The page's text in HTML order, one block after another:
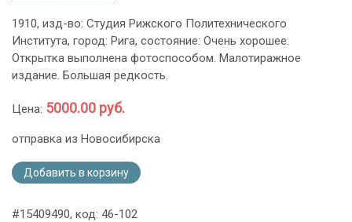
1910, изд-во: Студия Рижского Политехнического
Института, город: Рига, состояние: Очень хорошее.
Открытка выполнена фотоспособом. Малотиражное
издание. Большая редкость.
Цена: 5000.00 руб.
отправка из Новосибирска
Добавить в корзину
#15409490, код: 46-102